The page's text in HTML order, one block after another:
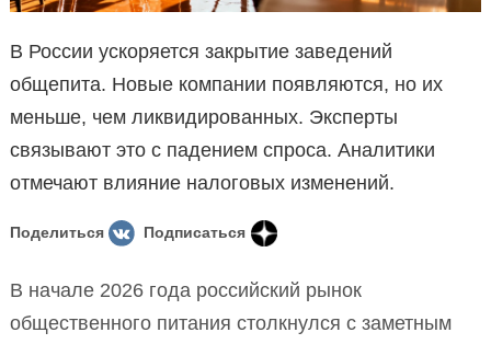
В России ускоряется закрытие заведений
общепита. Новые компании появляются, но их
меньше, чем ликвидированных. Эксперты
связывают это с падением спроса. Аналитики
отмечают влияние налоговых изменений.
Поделиться Подписаться
В начале 2026 года российский рынок
общественного питания столкнулся с заметным